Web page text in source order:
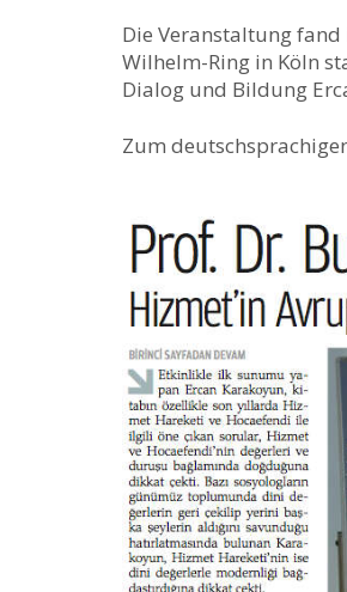
Die Veranstaltung
Wilhelm-Ring in Köln
Dialog und Bildung
Zum